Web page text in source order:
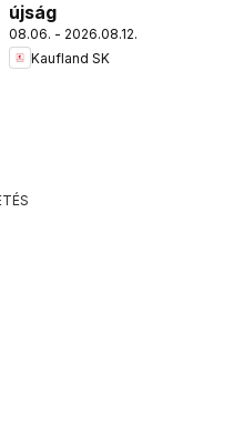
újság
08.06. - 2026.08.12.
Kaufland SK